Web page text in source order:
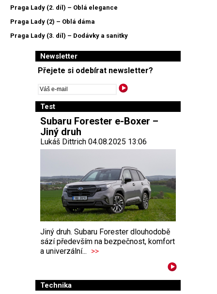
Praga Lady (2. díl) – Oblá elegance
Praga Lady (2) – Oblá dáma
Praga Lady (3. díl) – Dodávky a sanitky
Newsletter
Přejete si odebírat newsletter?
Test
Subaru Forester e-Boxer –
Jiný druh
Lukáš Dittrich 04.08.2025 13:06
Jiný druh. Subaru Forester dlouhodobě
sází především na bezpečnost, komfort
a univerzální... >>
Technika